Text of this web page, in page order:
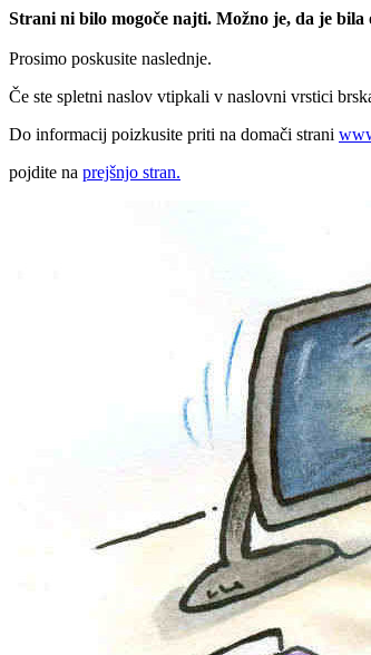
Strani ni bilo mogoče najti. Možno je, da je
Prosimo poskusite naslednje.
Če ste spletni naslov vtipkali v naslovni vrstici
Do informacij poizkusite priti na domači strani
pojdite na prejšnjo stran.